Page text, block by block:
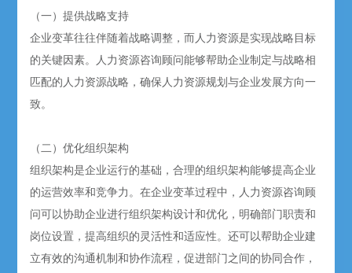
（一）提供战略支持
企业变革往往伴随着战略调整，而人力资源是实现战略目标
的关键因素。人力资源咨询顾问能够帮助企业制定与战略相
匹配的人力资源战略，确保人力资源规划与企业发展方向一
致。
（二）优化组织架构
组织架构是企业运行的基础，合理的组织架构能够提高企业
的运营效率和竞争力。在企业变革过程中，人力资源咨询顾
问可以协助企业进行组织架构设计和优化，明确部门职责和
岗位设置，提高组织的灵活性和适应性。还可以帮助企业建
立有效的沟通机制和协作流程，促进部门之间的协同合作，